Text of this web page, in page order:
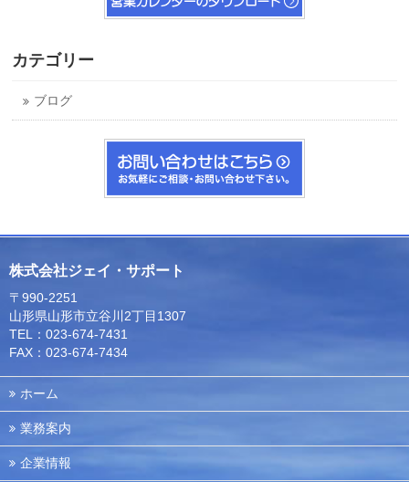
カテゴリー
ブログ
株式会社ジェイ・サポート
〒990-2251
山形県山形市立谷川2丁目1307
TEL：023-674-7431
FAX：023-674-7434
ホーム
業務案内
企業情報